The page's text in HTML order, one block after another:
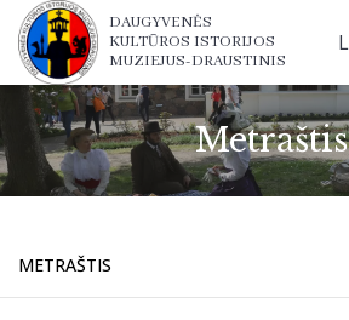
DAUGYVENĖS
KULTŪROS ISTORIJOS
MUZIEJUS-DRAUSTINIS
Metraštis
METRAŠTIS